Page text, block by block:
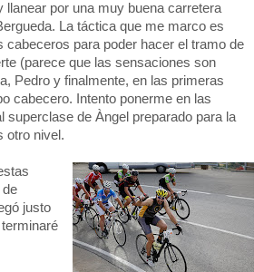
llanear por una muy buena carretera
La táctica que me marco es
cabeceros para poder hacer el tramo de
(parece que las sensaciones son
Pedro y finalmente, en las primeras
cabecero. Intento ponerme en las
superclase de Àngel preparado para la
otro nivel.
de
justo